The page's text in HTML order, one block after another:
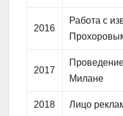
2016
Работа с
2017
Милане
2018 Лицо